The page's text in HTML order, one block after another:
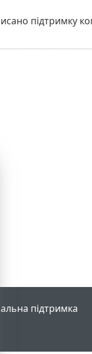
підтримку
підтримка